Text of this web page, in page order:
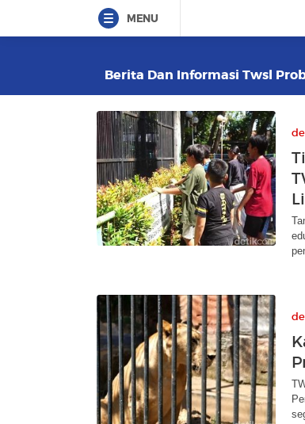
MENU
Berita Dan Informasi Twsl